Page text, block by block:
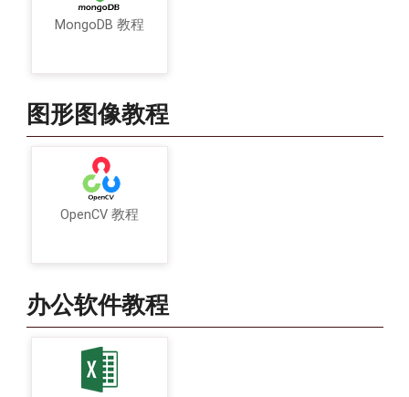
MongoDB 教程
图形图像教程
OpenCV 教程
办公软件教程